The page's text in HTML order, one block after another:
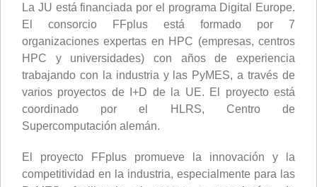
La JU está financiada por el programa Digital Europe.
El consorcio FFplus está formado por 7
organizaciones expertas en HPC (empresas, centros
HPC y universidades) con años de experiencia
trabajando con la industria y las PyMES, a través de
varios proyectos de I+D de la UE. El proyecto está
coordinado por el HLRS, Centro de
Supercomputación alemán.
El proyecto FFplus promueve la innovación y la
competitividad en la industria, especialmente para las